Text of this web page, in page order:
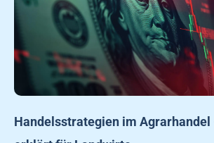
Handelsstrategien im